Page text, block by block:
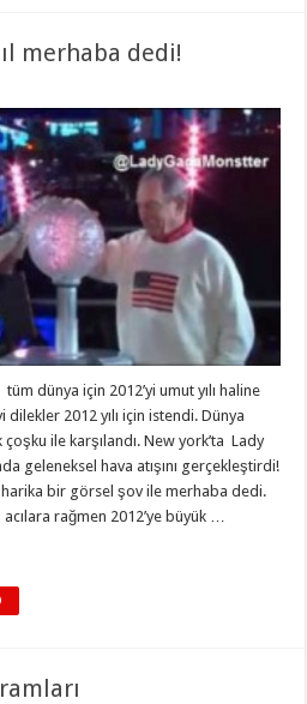
merhaba dedi!
dünya için 2012’yi umut yılı haline
2012 yılı için istendi. Dünya
ile karşılandı. New york’ta Lady
geleneksel hava atışını gerçekleştirdi!
harika bir görsel şov ile merhaba dedi.
rağmen 2012’ye büyük …